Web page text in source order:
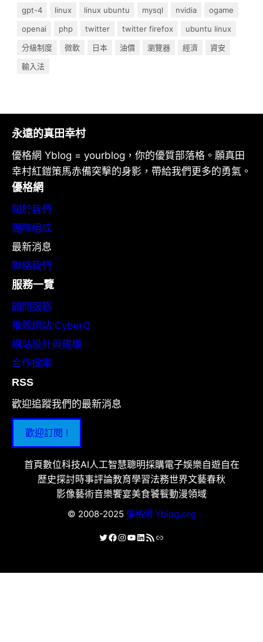
gpt-4
linux linux ubuntu mysql nvidia
ogame
openai
php twitter twitter firefox
ubuntu linux
分級制度
微軟 日本 油價 瀏覽器 經濟
資安
輸入法
永遠的真田幸村
優格網 Yblog = yourblog，你的優質部落格。願真田
幸村紅鎧策馬赤備突擊的身影，帶給我們更多的勇氣。
優格網
關於我們
團隊組成
最新消息
聯絡我們
服務一覽
顧問服務
推薦網站:CyberQ
網站設計與建構
合作提案
RSS
歡迎追蹤我們的最新消息
歡迎訂閱 !
首頁數位科技AI人工智慧聰明採購電子娛樂自遊自在
歷史探討時事評論教育學習法務世界文藝春秋
影像藝術音樂饗宴美食饕餮動漫領域
© 2008-2025 優格網 Yblog.org
X Facebook
Instagram
YouTube
LinkedIn
RSS 資訊提供連結